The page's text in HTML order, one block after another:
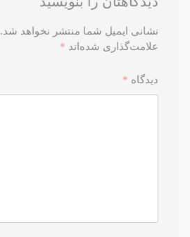
نشانی ایمیل شما منتشر نخواهد شد.
علامت‌گذاری شده‌اند *
دیدگاه *